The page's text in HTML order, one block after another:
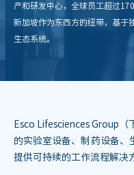
产和研发中心，全球员工超过
新加坡作为东西方的纽带，基于
生态系统。
Esco Lifesciences Group
的实验室设备、制药设备、
提供可持续的工作流程解决